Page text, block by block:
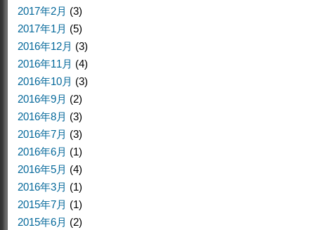
2017年2月 (3)
2017年1月 (5)
2016年12月 (3)
2016年11月 (4)
2016年10月 (3)
2016年9月 (2)
2016年8月 (3)
2016年7月 (3)
2016年6月 (1)
2016年5月 (4)
2016年3月 (1)
2015年7月 (1)
2015年6月 (2)